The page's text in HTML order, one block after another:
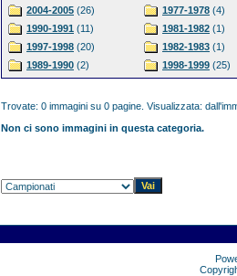
2004-2005 (26)
1990-1991 (11)
1997-1998 (20)
1989-1990 (2)
1977-1978 (4)
1981-1982 (1)
1982-1983 (1)
1998-1999 (25)
Trovate: 0 immagini su 0 pagine. Visualizzata:
Non ci sono immagini in questa categoria.